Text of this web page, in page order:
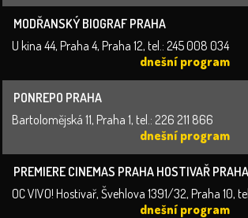
MODŘANSKÝ BIOGRAF PRAHA
U kina 44, Praha 4, Praha 12, tel.: 245 008 034
dnešní program
PONREPO PRAHA
Bartolomějská 11, Praha 1, tel.: 226 211 866
dnešní program
PREMIERE CINEMAS PRAHA HOSTIVAŘ PRAHA
OC VIVO! Hostivař, Švehlova 1391/32, Praha 10,
dnešní program